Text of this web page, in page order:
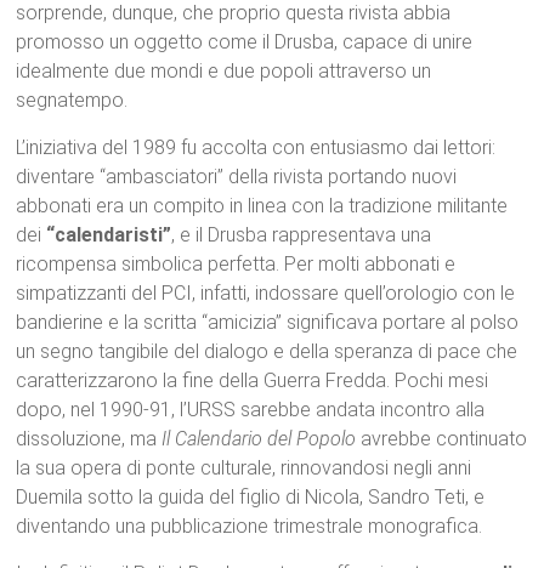
sorprende, dunque, che proprio questa rivista abbia
promosso un oggetto come il Drusba, capace di unire
idealmente due mondi e due popoli attraverso un
segnatempo.
L’iniziativa del 1989 fu accolta con entusiasmo dai lettori:
diventare “ambasciatori” della rivista portando nuovi
abbonati era un compito in linea con la tradizione militante
dei “calendaristi”, e il Drusba rappresentava una
ricompensa simbolica perfetta. Per molti abbonati e
simpatizzanti del PCI, infatti, indossare quell’orologio con le
bandierine e la scritta “amicizia” significava portare al polso
un segno tangibile del dialogo e della speranza di pace che
caratterizzarono la fine della Guerra Fredda. Pochi mesi
dopo, nel 1990-91, l’URSS sarebbe andata incontro alla
dissoluzione, ma Il Calendario del Popolo avrebbe continuato
la sua opera di ponte culturale, rinnovandosi negli anni
Duemila sotto la guida del figlio di Nicola, Sandro Teti, e
diventando una pubblicazione trimestrale monografica.